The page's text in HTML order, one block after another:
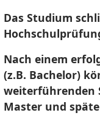
Das Studium
Nach einem
(z.B. Bachelor)
weiterführenden
Master und